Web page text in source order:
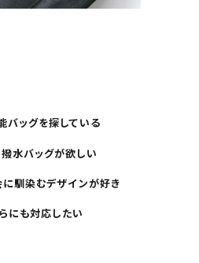
バッグを探している
水バッグが欲しい
に馴染むデザインが好き
にも対応したい